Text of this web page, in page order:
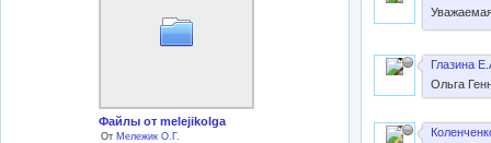
Файлы от melejikolga
От Мележик О.Г.
Глазина
Ольга